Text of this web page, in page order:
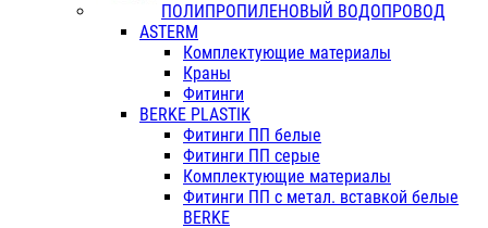
ПОЛИПРОПИЛЕНОВЫЙ ВОДОПРОВОД
ASTERM
Комплектующие материалы
Краны
Фитинги
BERKE PLASTIK
Фитинги ПП белые
Фитинги ПП серые
Комплектующие материалы
Фитинги ПП с метал. вставкой белые
BERKE